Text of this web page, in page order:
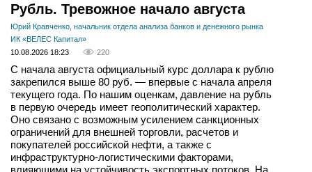
Рубль. Тревожное начало августа
Юрий Кравченко, начальник отдела анализа банков и денежного рынка
ИК «ВЕЛЕС Капитал»
10.08.2026 18:23
220
С начала августа официальный курс доллара к рублю
закрепился выше 80 руб. — впервые с начала апреля
текущего года. По нашим оценкам, давление на рубль
в первую очередь имеет геополитический характер.
Оно связано с возможным усилением санкционных
ограничений для внешней торговли, расчетов и
покупателей российской нефти, а также с
инфраструктурно-логистическими факторами,
влияющими на устойчивость экспортных потоков. На